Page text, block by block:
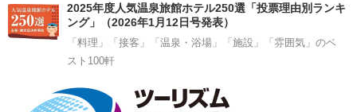
2025年度人気温泉旅館ホテル250選「投票理由別ランキ
ング」（2026年1月12日号発表）
「料理」「接客」「温泉・浴場」「施設」「雰囲気」のベ
スト100軒